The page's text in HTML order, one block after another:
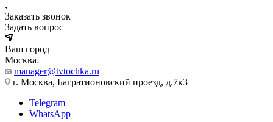
Заказать звонок
Задать вопрос
Ваш город
Москва
manager@tvtochka.ru
г. Москва, Багратионовский проезд, д.7к3
Telegram
WhatsApp